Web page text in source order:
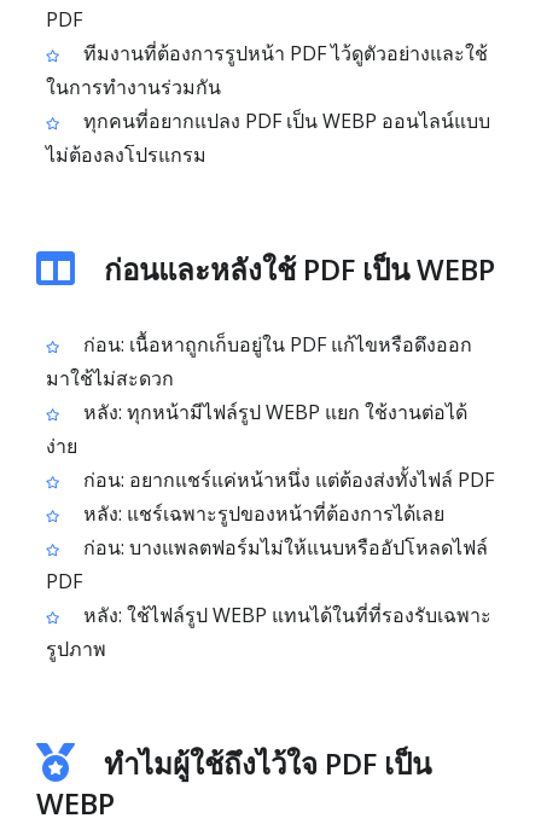
PDF
ทีมงานที่ต้องการรูปหน้า PDF ไว้ดูตัวอย่างและใช้
ในการทำงานร่วมกัน
ทุกคนที่อยากแปลง PDF เป็น WEBP ออนไลน์แบบ
ไม่ต้องลงโปรแกรม
ก่อนและหลังใช้ PDF เป็น WEBP
ก่อน: เนื้อหาถูกเก็บอยู่ใน PDF แก้ไขหรือดึงออก
มาใช้ไม่สะดวก
หลัง: ทุกหน้ามีไฟล์รูป WEBP แยก ใช้งานต่อได้
ง่าย
ก่อน: อยากแชร์แค่หน้าหนึ่ง แต่ต้องส่งทั้งไฟล์ PDF
หลัง: แชร์เฉพาะรูปของหน้าที่ต้องการได้เลย
ก่อน: บางแพลตฟอร์มไม่ให้แนบหรืออัปโหลดไฟล์
PDF
หลัง: ใช้ไฟล์รูป WEBP แทนได้ในที่ที่รองรับเฉพาะ
รูปภาพ
ทำไมผู้ใช้ถึงไว้ใจ PDF เป็น
WEBP